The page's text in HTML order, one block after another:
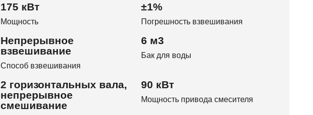
175 кВт
Мощность
±1%
Погрешность взвешивания
Непрерывное
взвешивание
Способ взвешивания
6 м3
Бак для воды
2 горизонтальных вала,
непрерывное
смешивание
90 кВт
Мощность привода смесителя